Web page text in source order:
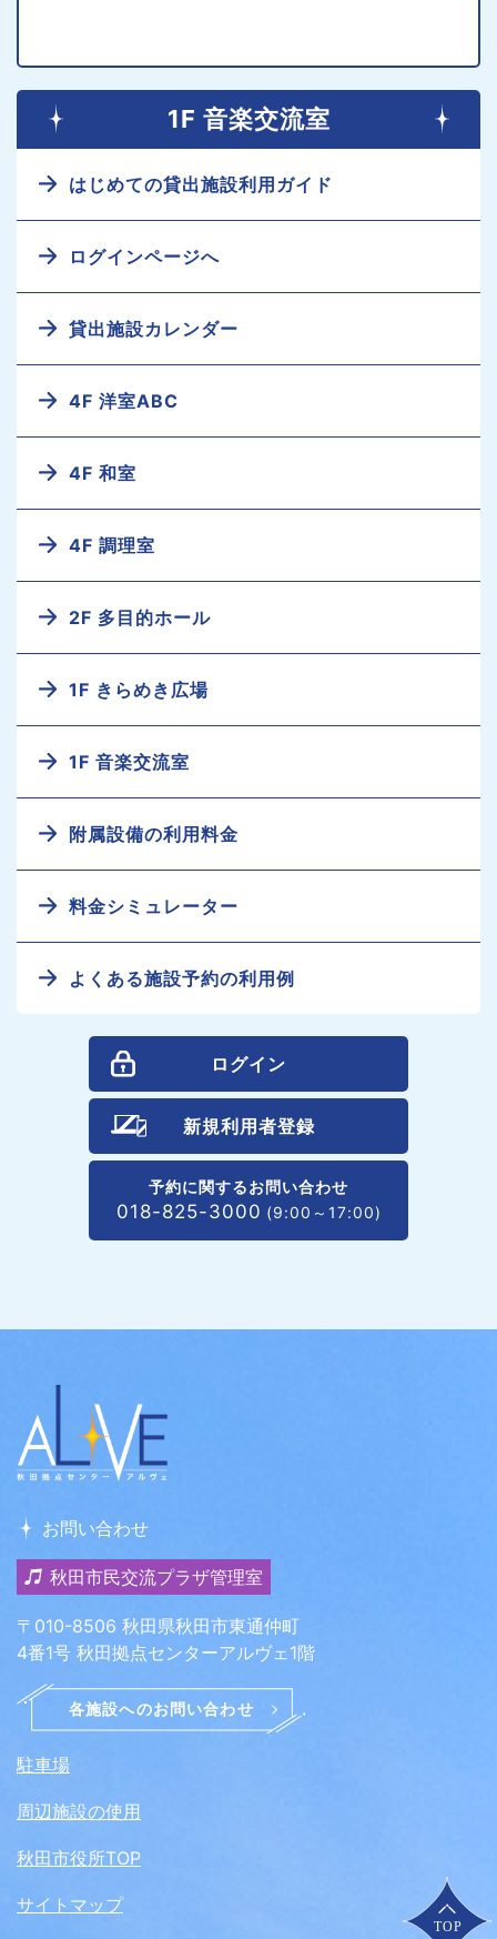
1F 音楽交流室
はじめての貸出施設利用ガイド
ログインページへ
貸出施設カレンダー
4F 洋室ABC
4F 和室
4F 調理室
2F 多目的ホール
1F きらめき広場
1F 音楽交流室
附属設備の利用料金
料金シミュレーター
よくある施設予約の利用例
ログイン
新規利用者登録
予約に関するお問い合わせ
018-825-3000 (9:00～17:00)
お問い合わせ
秋田市民交流プラザ管理室
〒010-8506 秋田県秋田市東通仲町
4番1号 秋田拠点センターアルヴェ1階
駐車場
周辺施設の使用
秋田市役所TOP
サイトマップ